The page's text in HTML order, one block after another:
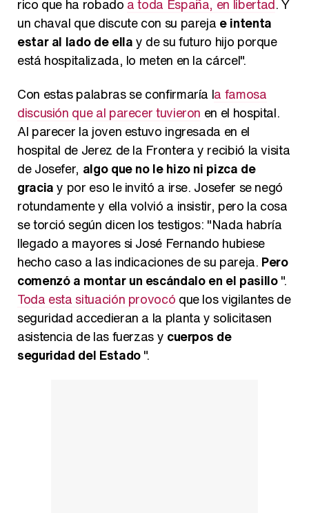
rico que ha robado a toda España, en libertad. Y
un chaval que discute con su pareja e intenta
estar al lado de ellay de su futuro hijo porque
está hospitalizada, lo meten en la cárcel".
Con estas palabras se confirmaría la famosa
discusión que al parecer tuvieron en el hospital.
Al parecer la joven estuvo ingresada en el
hospital de Jerez de la Frontera y recibió la visita
de Josefer, algo que no le hizo ni pizca de
graciay por eso le invitó a irse. Josefer se negó
rotundamente y ella volvió a insistir, pero la cosa
se torció según dicen los testigos: "Nada habría
llegado a mayores si José Fernando hubiese
hecho caso a las indicaciones de su pareja. Pero
comenzó a montar un escándalo en el pasillo".
Toda esta situación provocó que los vigilantes de
seguridad accedieran a la planta y solicitasen
asistencia de las fuerzas y cuerpos de
seguridad del Estado".